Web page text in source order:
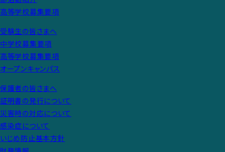
高等学校募集要項
受験生の皆さまへ
中学校募集要項
高等学校募集要項
オープンキャンパス
保護者の皆さまへ
証明書の発行について
災害時の対応について
感染症について
いじめ防止基本方針